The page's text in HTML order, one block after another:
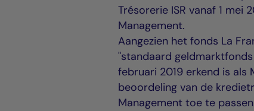
Trésorerie ISR vanaf 1
Management.
Aangezien het fonds La
"standaard
februari 2019 erkend is
beoordeling van de
Management toe te